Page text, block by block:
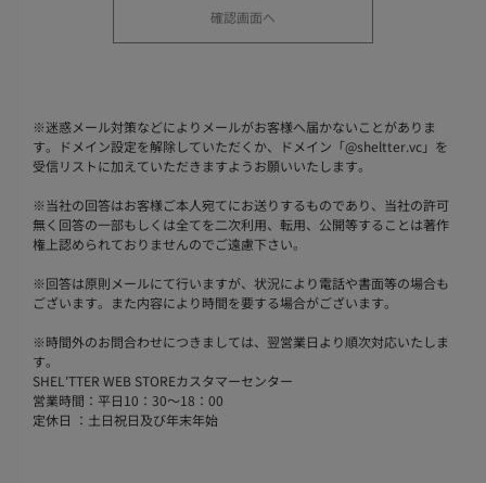
※迷惑メール対策などによりメールがお客様へ届かないことがありま
す。ドメイン設定を解除していただくか、ドメイン「@sheltter.vc」を
受信リストに加えていただきますようお願いいたします。
※当社の回答はお客様ご本人宛てにお送りするものであり、当社の許可
無く回答の一部もしくは全てを二次利用、転用、公開等することは著作
権上認められておりませんのでご遠慮下さい。
※回答は原則メールにて行いますが、状況により電話や書面等の場合も
ございます。また内容により時間を要する場合がございます。
※時間外のお問合わせにつきましては、翌営業日より順次対応いたしま
す。
SHEL'TTER WEB STOREカスタマーセンター
営業時間：平日10：30～18：00
定休日 ：土日祝日及び年末年始